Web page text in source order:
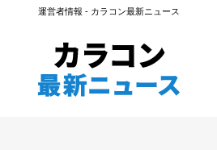
運営者情報 - カラコン最新ニュース